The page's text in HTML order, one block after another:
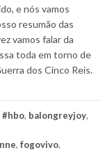
e nós vamos
resumão das
vamos falar da
toda em torno de
dos Cinco Reis.
#hbo, balongreyjoy,
, fogovivo,